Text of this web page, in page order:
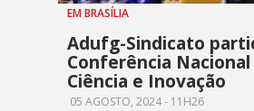
EM BRASÍLIA
Adufg-Sindicato
Conferência Nacional
Ciência e Inovação
05 AGOSTO, 2024 - 11H26